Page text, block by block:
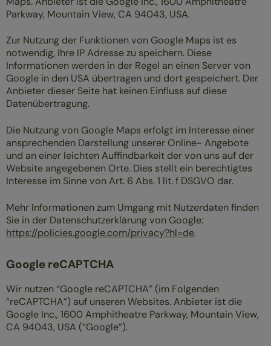
Parkway, Mountain View, CA 94043, USA.
Zur Nutzung der Funktionen von Google Maps ist es
notwendig, Ihre IP Adresse zu speichern. Diese
Informationen werden in der Regel an einen Server von
Google in den USA übertragen und dort gespeichert. Der
Anbieter dieser Seite hat keinen Einfluss auf diese
Datenübertragung.
Die Nutzung von Google Maps erfolgt im Interesse einer
ansprechenden Darstellung unserer Online- Angebote
und an einer leichten Auffindbarkeit der von uns auf der
Website angegebenen Orte. Dies stellt ein berechtigtes
Interesse im Sinne von Art. 6 Abs. 1 lit. f DSGVO dar.
Mehr Informationen zum Umgang mit Nutzerdaten finden
Sie in der Datenschutzerklärung von Google:
https://policies.google.com/privacy?hl=de.
Google reCAPTCHA
Wir nutzen “Google reCAPTCHA” (im Folgenden
“reCAPTCHA”) auf unseren Websites. Anbieter ist die
Google Inc., 1600 Amphitheatre Parkway, Mountain View,
CA 94043, USA (“Google”).